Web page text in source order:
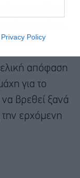
Privacy Policy
«απόλυτα
απόφαση
για το
να βρεθεί ξανά
την ερχόμενη